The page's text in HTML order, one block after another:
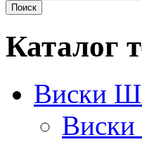
Каталог
Виски
Виски